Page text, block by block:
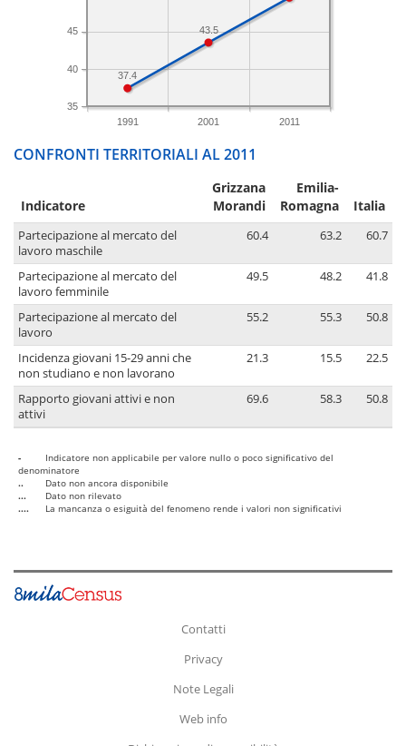
1991 2001 2011
35
40
45 43.5
37.4
CONFRONTI TERRITORIALI AL 2011
Indicatore
Grizzana
Morandi
Emilia-
Romagna
Italia
Partecipazione al mercato del
lavoro maschile
60.4 63.2 60.7
Partecipazione al mercato del
lavoro femminile
49.5 48.2 41.8
Partecipazione al mercato del
lavoro
55.2 55.3 50.8
Incidenza giovani 15-29 anni che
non studiano e non lavorano
21.3 15.5 22.5
Rapporto giovani attivi e non
attivi
69.6 58.3 50.8
-
Indicatore non applicabile per valore nullo o poco significativo del
denominatore
..
Dato non ancora disponibile
...
Dato non rilevato
....
La mancanza o esiguità del fenomeno rende i valori non significativi
Contatti
Privacy
Note Legali
Web info